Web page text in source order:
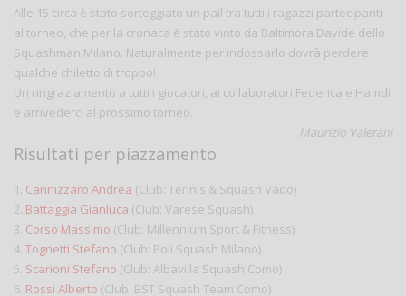
Alle 15 circa è stato sorteggiato un pail tra tutti i ragazzi partecipanti
al torneo, che per la cronaca è stato vinto da Baltimora Davide dello
Squashman Milano. Naturalmente per indossarlo dovrà perdere
qualche chiletto di troppo!
Un ringraziamento a tutti i giocatori, ai collaboratori Federica e Hamdi
e arrivederci al prossimo torneo.
Maurizio Valerani
Risultati per piazzamento
1. Cannizzaro Andrea (Club: Tennis & Squash Vado)
2. Battaggia Gianluca (Club: Varese Squash)
3. Corso Massimo (Club: Millennium Sport & Fitness)
4. Tognetti Stefano (Club: Poli Squash Milano)
5. Scarioni Stefano (Club: Albavilla Squash Como)
6. Rossi Alberto (Club: BST Squash Team Como)